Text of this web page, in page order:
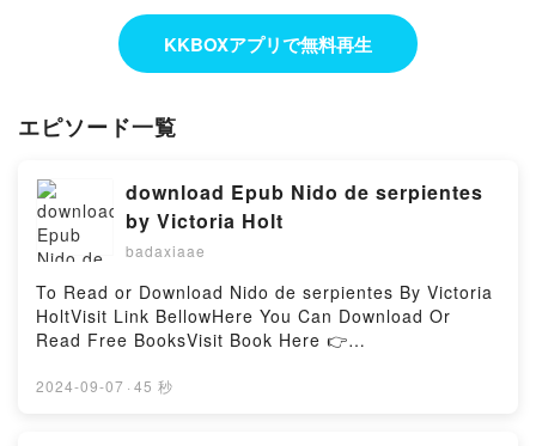
KKBOXアプリで無料再生
エピソード一覧
download Epub Nido de serpientes
by Victoria Holt
badaxiaae
To Read or Download Nido de serpientes By Victoria
HoltVisit Link BellowHere You Can Download Or
Read Free BooksVisit Book Here 👉
book=8422636239Description : #1 NEW YORK
2024-09-07 · 45 秒